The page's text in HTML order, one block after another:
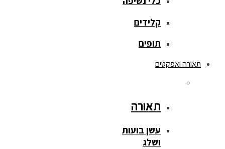
קלידים
תופים
תאורה ואפקטים
תאורה
עשן בועות
ושלג